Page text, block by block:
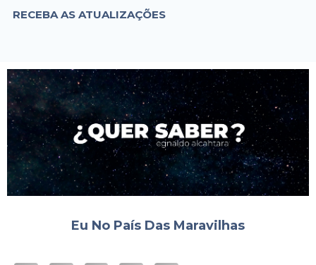
RECEBA AS ATUALIZAÇÕES
Eu No País Das Maravilhas